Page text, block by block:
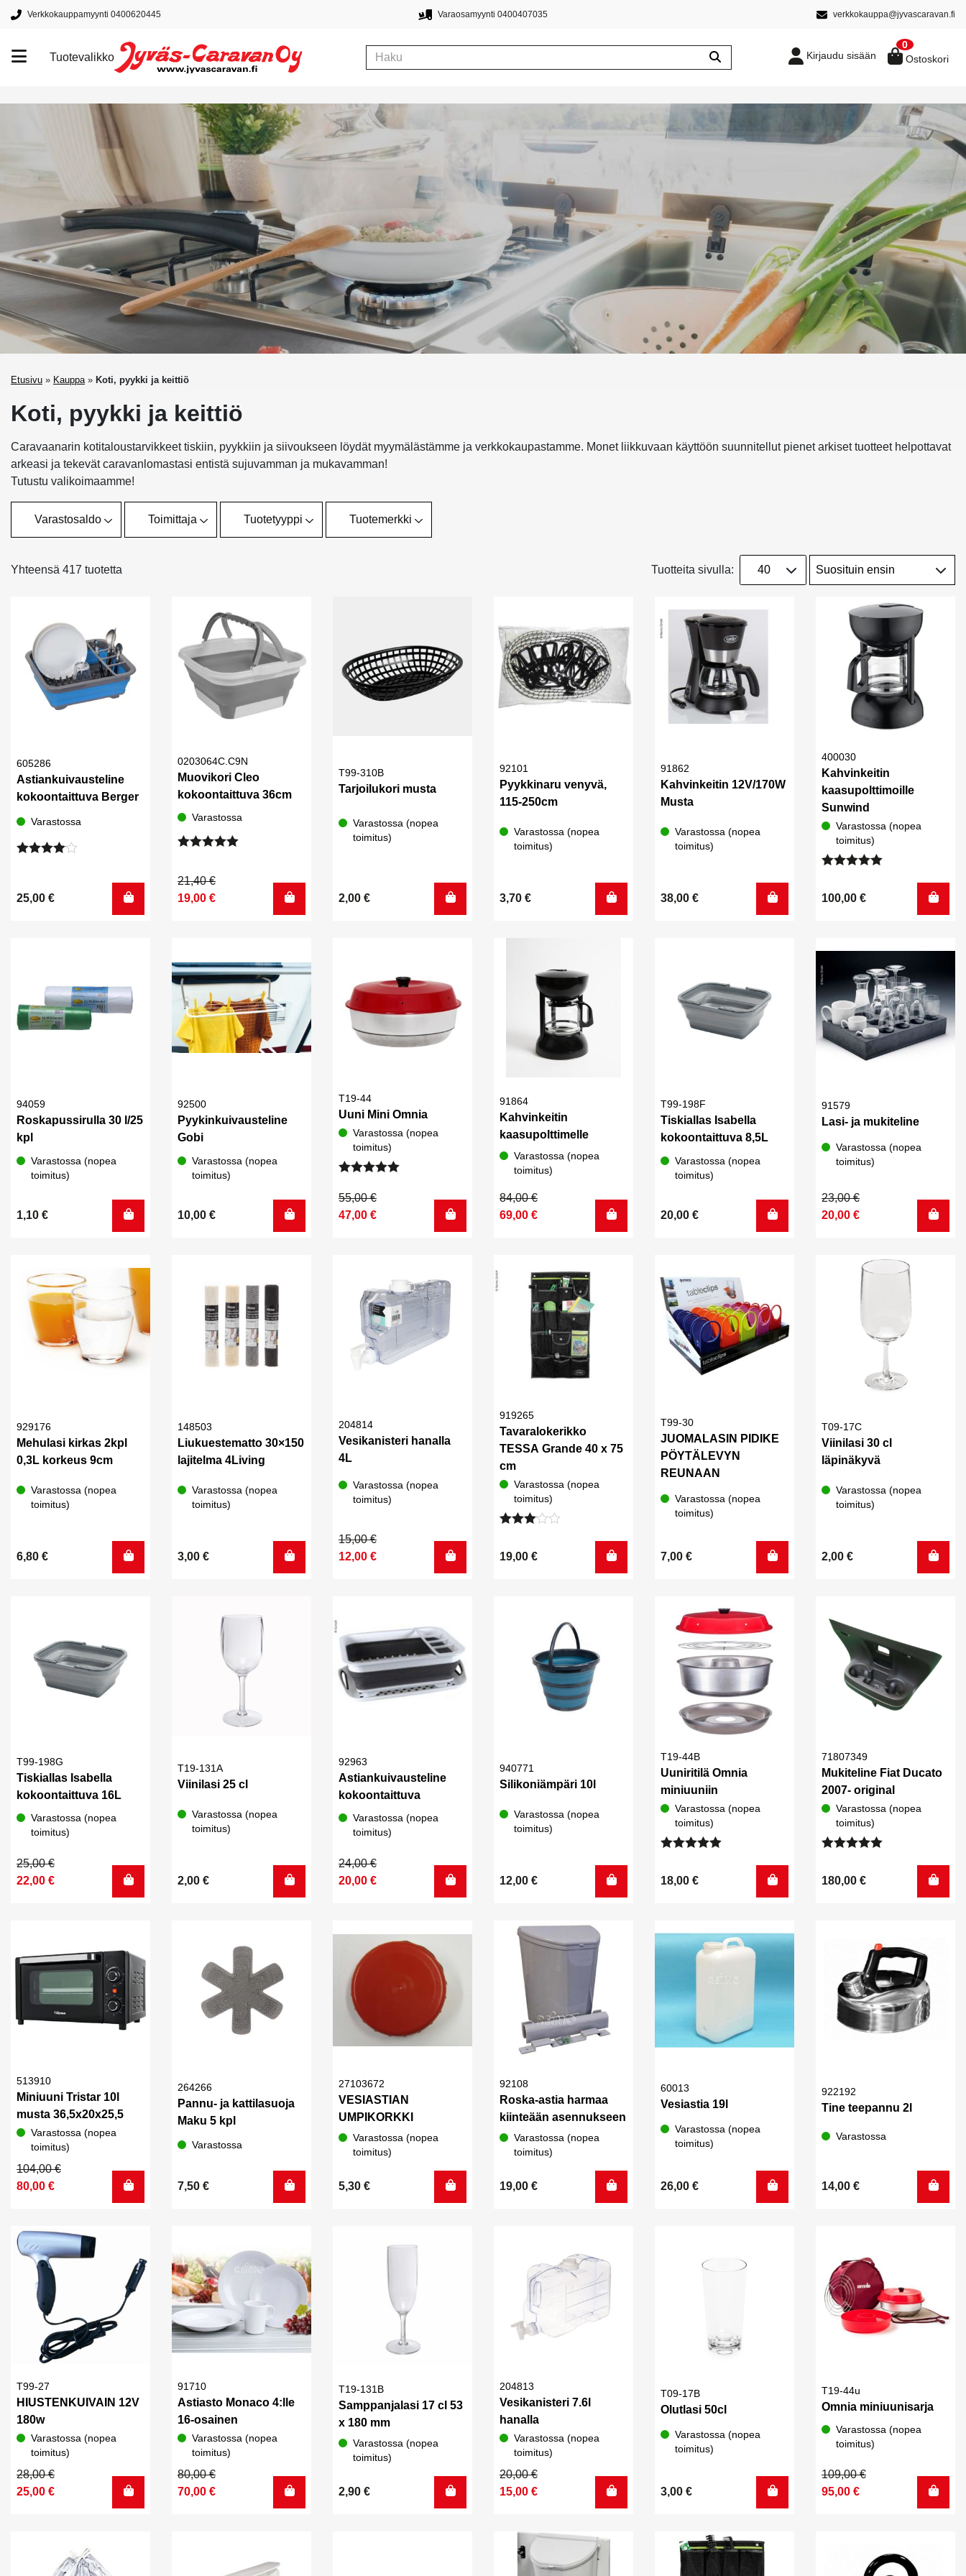
Verkkokauppamyynti 0400620445 Varaosamyynti 0400407035 verkkokauppa@jyvascaravan.fi
Tuotemerkit
Tuotevalikko Kirjaudu sisään
0
Ostoskori
Etusivu » Kauppa» Koti, pyykki ja keittiö
Koti, pyykki ja keittiö
Caravaanarin kotitaloustarvikkeet tiskiin, pyykkiin ja siivoukseen löydät myymälästämme ja verkkokaupastamme. Monet liikkuvaan käyttöön suunnitellut pienet arkiset tuotteet helpottavat
arkeasi ja tekevät caravanlomastasi entistä sujuvamman ja mukavamman!
Tutustu valikoimaamme!
Varastosaldo Toimittaja Tuotetyyppi Tuotemerkki
Yhteensä 417 tuotetta Tuotteita sivulla:
605286
Astiankuivausteline
kokoontaittuva Berger
Varastossa
25,00 €
0203064C.C9N
Muovikori Cleo
kokoontaittuva 36cm
Varastossa
5.00/ 5
21,40€
Alkuperäinen
hinta
19,00 €
Nykyinen
hinta
T99-310B
Tarjoilukori musta
Varastossa (nopea
toimitus)
2,00 €
92101
Pyykkinaru venyvä,
115-250cm
Varastossa (nopea
toimitus)
3,70 €
91862
Kahvinkeitin 12V/170W
Musta
Varastossa (nopea
toimitus)
38,00 €
400030
Kahvinkeitin
kaasupolttimoille
Sunwind
Varastossa (nopea
toimitus)
5.00/ 5
100,00 €
94059
Roskapussirulla 30 l/25
kpl
Varastossa (nopea
toimitus)
1,10 €
92500
Pyykinkuivausteline
Gobi
Varastossa (nopea
toimitus)
10,00 €
T19-44
Uuni Mini Omnia
Varastossa (nopea
toimitus)
tuotteesta:
5.00
55,00€
Alkuperäinen
hinta
47,00 €
Nykyinen
hinta
91864
Kahvinkeitin
kaasupolttimelle
Varastossa (nopea
toimitus)
84,00€
Alkuperäinen
hinta
69,00 €
Nykyinen
hinta
T99-198F
Tiskiallas Isabella
kokoontaittuva 8,5L
Varastossa (nopea
toimitus)
20,00 €
91579
Lasi- ja mukiteline
Varastossa (nopea
toimitus)
23,00€
Alkuperäinen
hinta
20,00 €
Nykyinen
hinta
929176
Mehulasi kirkas 2kpl
0,3L korkeus 9cm
Varastossa (nopea
toimitus)
6,80 €
148503
Liukuestematto 30×150
lajitelma 4Living
Varastossa (nopea
toimitus)
3,00 €
204814
Vesikanisteri hanalla
4L
Varastossa (nopea
toimitus)
15,00€
Alkuperäinen
hinta
12,00 €
Nykyinen
hinta
919265
Tavaralokerikko
TESSA Grande 40 x 75
cm
Varastossa (nopea
toimitus)
3.00/ 5
19,00 €
T99-30
JUOMALASIN PIDIKE
PÖYTÄLEVYN
REUNAAN
Varastossa (nopea
toimitus)
7,00 €
T09-17C
Viinilasi 30 cl
läpinäkyvä
Varastossa (nopea
toimitus)
2,00 €
T99-198G
Tiskiallas Isabella
kokoontaittuva 16L
Varastossa (nopea
toimitus)
25,00€
Alkuperäinen
hinta
22,00 €
Nykyinen
hinta
T19-131A
Viinilasi 25 cl
Varastossa (nopea
toimitus)
2,00 €
92963
Astiankuivausteline
kokoontaittuva
Varastossa (nopea
toimitus)
24,00€
Alkuperäinen
hinta
20,00 €
Nykyinen
hinta
940771
Silikoniämpäri 10l
Varastossa (nopea
toimitus)
12,00 €
T19-44B
Uuniritilä Omnia
miniuuniin
Varastossa (nopea
toimitus)
5.00/ 5
18,00 €
71807349
Mukiteline Fiat Ducato
2007- original
Varastossa (nopea
toimitus)
5.00/ 5
180,00 €
513910
Miniuuni Tristar 10l
musta 36,5x20x25,5
Varastossa (nopea
toimitus)
104,00€
Alkuperäinen
hinta
80,00 €
Nykyinen
hinta
264266
Pannu- ja kattilasuoja
Maku 5 kpl
Varastossa
7,50 €
27103672
VESIASTIAN
UMPIKORKKI
Varastossa (nopea
toimitus)
5,30 €
92108
Roska-astia harmaa
kiinteään asennukseen
Varastossa (nopea
toimitus)
19,00 €
60013
Vesiastia 19l
Varastossa (nopea
toimitus)
26,00 €
922192
Tine teepannu 2l
Varastossa
14,00 €
T99-27
HIUSTENKUIVAIN 12V
180w
Varastossa (nopea
toimitus)
28,00€
Alkuperäinen
hinta
25,00 €
Nykyinen
hinta
91710
Astiasto Monaco 4:lle
16-osainen
Varastossa (nopea
toimitus)
80,00€
Alkuperäinen
hinta
70,00 €
Nykyinen
hinta
T19-131B
Samppanjalasi 17 cl 53
x 180 mm
Varastossa (nopea
toimitus)
2,90 €
204813
Vesikanisteri 7.6l
hanalla
Varastossa (nopea
toimitus)
20,00€
Alkuperäinen
hinta
15,00 €
Nykyinen
hinta
T09-17B
Olutlasi 50cl
Varastossa (nopea
toimitus)
3,00 €
T19-44u
Omnia miniuunisarja
Varastossa (nopea
toimitus)
109,00€
Alkuperäinen
hinta
95,00 €
Nykyinen
hinta